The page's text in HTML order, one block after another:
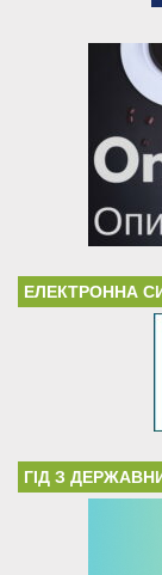
ЕЛЕКТРОННА
ГІД З